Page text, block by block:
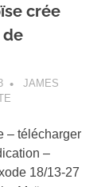
crée
de
JAMES
– télécharger
–
18/13-27